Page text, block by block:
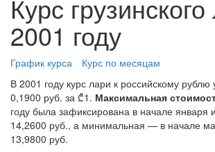
Курс
2001 году
График курса
Курс по месяцам
В 2001 году курс лари к российскому
0,1900 руб. за ₾1. Максимальная
году была зафиксирована в начале января
14,2600 руб., а минимальная — в начале
13,9800 руб.